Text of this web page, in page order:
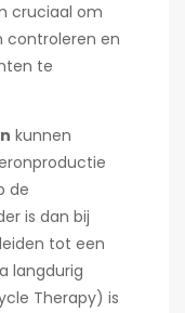
cruciaal om
en
te
kunnen
de
is dan bij
tot een
langdurig
Therapy) is